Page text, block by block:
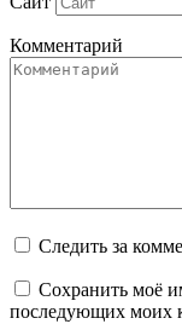
Комментарий
Следить за
Сохранить моё
последующих моих